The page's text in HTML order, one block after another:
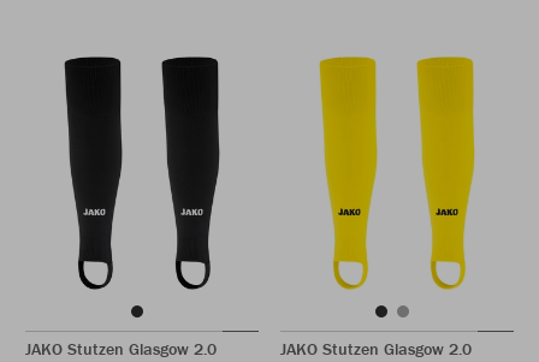
JAKO Stutzen Glasgow 2.0
JAKO Stutzen Glasgow 2.0